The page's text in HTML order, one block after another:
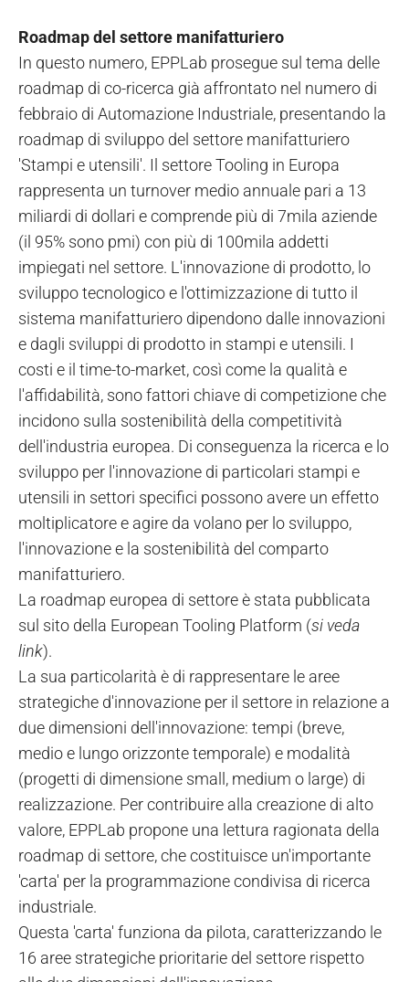
Roadmap del settore manifatturiero
In questo numero, EPPLab prosegue sul tema delle
roadmap di co-ricerca già affrontato nel numero di
febbraio di Automazione Industriale, presentando la
roadmap di sviluppo del settore manifatturiero
'Stampi e utensili'. Il settore Tooling in Europa
rappresenta un turnover medio annuale pari a 13
miliardi di dollari e comprende più di 7mila aziende
(il 95% sono pmi) con più di 100mila addetti
impiegati nel settore. L'innovazione di prodotto, lo
sviluppo tecnologico e l'ottimizzazione di tutto il
sistema manifatturiero dipendono dalle innovazioni
e dagli sviluppi di prodotto in stampi e utensili. I
costi e il time-to-market, così come la qualità e
l'affidabilità, sono fattori chiave di competizione che
incidono sulla sostenibilità della competitività
dell'industria europea. Di conseguenza la ricerca e lo
sviluppo per l'innovazione di particolari stampi e
utensili in settori specifici possono avere un effetto
moltiplicatore e agire da volano per lo sviluppo,
l'innovazione e la sostenibilità del comparto
manifatturiero.
La roadmap europea di settore è stata pubblicata
sul sito della European Tooling Platform (si veda
link).
La sua particolarità è di rappresentare le aree
strategiche d'innovazione per il settore in relazione a
due dimensioni dell'innovazione: tempi (breve,
medio e lungo orizzonte temporale) e modalità
(progetti di dimensione small, medium o large) di
realizzazione. Per contribuire alla creazione di alto
valore, EPPLab propone una lettura ragionata della
roadmap di settore, che costituisce un'importante
'carta' per la programmazione condivisa di ricerca
industriale.
Questa 'carta' funziona da pilota, caratterizzando le
16 aree strategiche prioritarie del settore rispetto